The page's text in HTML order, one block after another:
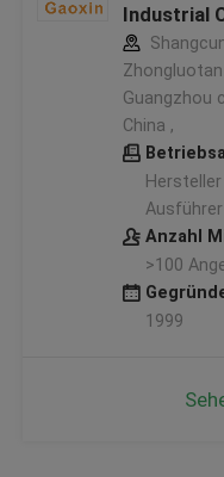
Industrial
Guangzhou
China ,
Hersteller
Ausführer
Anzahl
>100
1999